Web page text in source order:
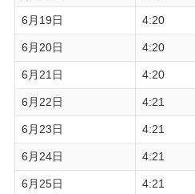
6月19日 4:20
6月20日 4:20
6月21日 4:20
6月22日 4:21
6月23日 4:21
6月24日 4:21
6月25日 4:21